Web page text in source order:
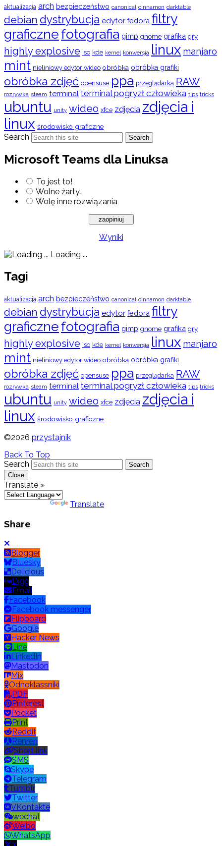
aktualizacja arch bezpieczeństwo canonical cinnamon darktable
debian dystrybucja edytor fedora filtry
graficznefotografia gimp gnome grafika gry
highly explosive iso kde kernel konwersja linux manjaro
mint nieliniowy edytor wideo obróbka obróbka grafiki
obróbka zdjęć opensuse ppa przeglądarka RAW
rozrywka steam terminal terminal pogryzł człowieka tips tricks
ubuntu unity wideo xfce zdjęcia zdjęcia i
linux środowisko graficzne
Search Search
Microsoft Teams dla Linuksa
To jest to!
Wolne żarty…
Wolę inne rozwiązania
Wyniki
Loading ...
Tagi
aktualizacja arch bezpieczeństwo canonical cinnamon darktable
debian dystrybucja edytor fedora filtry
graficznefotografia gimp gnome grafika gry
highly explosive iso kde kernel konwersja linux manjaro
mint nieliniowy edytor wideo obróbka obróbka grafiki
obróbka zdjęć opensuse ppa przeglądarka RAW
rozrywka steam terminal terminal pogryzł człowieka tips tricks
ubuntu unity wideo xfce zdjęcia zdjęcia i
linux środowisko graficzne
©2026 przystajnik
Back To Top
Search
Search
Close
Translate »
Translate
Share
Blogger
Bluesky
Delicious
Digg
Email
Facebook
Facebook messenger
Flipboard
Google
Hacker News
Line
LinkedIn
Mastodon
Mix
Odnoklassniki
PDF
Pinterest
Pocket
Print
Reddit
Renren
Short link
SMS
Skype
Telegram
Tumblr
Twitter
VKontakte
wechat
Weibo
WhatsApp